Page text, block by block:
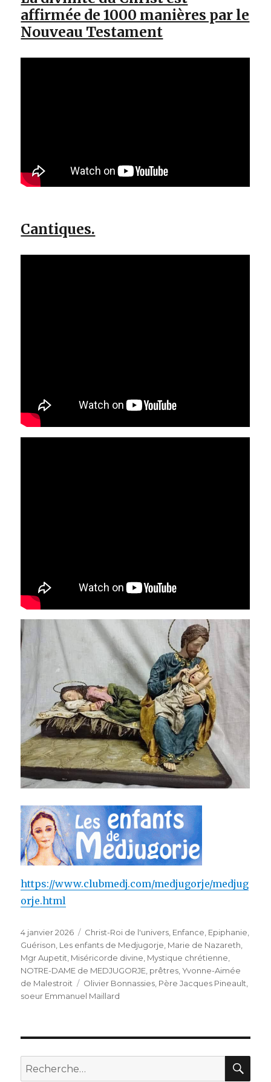
affirmée de 1000 manières par le
Nouveau Testament
Cantiques.
https://www.clubmedj.com/medjugorje/medjug
orje.html
Publié
le
4 janvier 2026 Catégories
Christ-Roi de l'univers, Enfance, Epiphanie,
Guérison, Les enfants de Medjugorje, Marie de Nazareth,
Mgr Aupetit, Miséricorde divine, Mystique chrétienne,
NOTRE-DAME de MEDJUGORJE, prêtres,Yvonne-Aimée
de Malestroit
Étiquettes
Olivier Bonnassies, Père Jacques Pineault,
soeur Emmanuel Maillard
Recherche